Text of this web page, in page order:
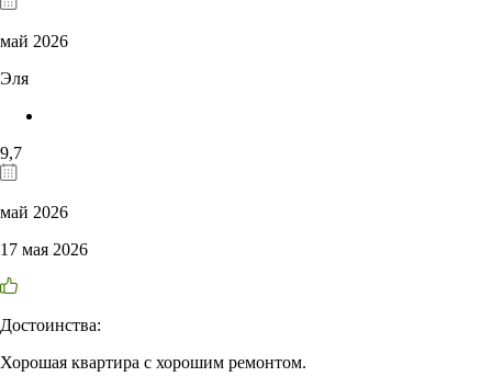
май 2026
Эля
9,7
май 2026
17 мая 2026
Достоинства:
Хорошая квартира с хорошим ремонтом.